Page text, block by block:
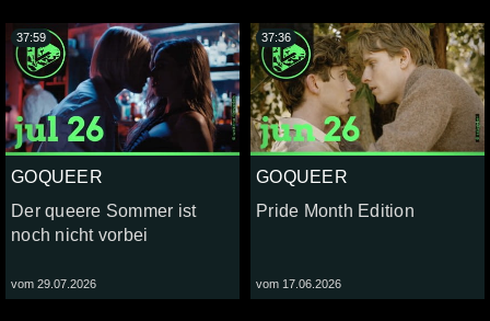
GOQUEER
Der queere Sommer ist
noch nicht vorbei
vom 29.07.2026
37:59
GOQUEER
Pride Month Edition
vom 17.06.2026
37:36